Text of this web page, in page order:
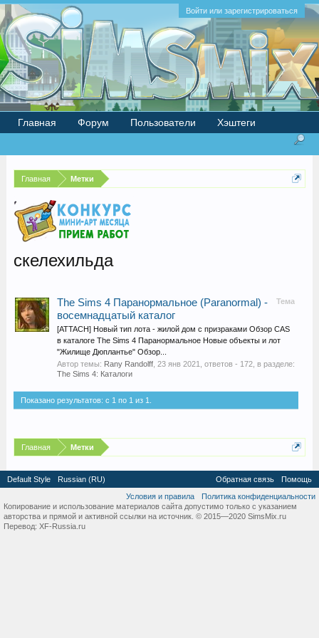
Войти или зарегистрироваться
Главная Метки
скелехильда
Тема
The Sims 4 Паранормальное (Paranormal) -
восемнадцатый каталог
[ATTACH] Новый тип лота - жилой дом с призраками Обзор CAS
в каталоге The Sims 4 Паранормальное Новые объекты и лот
"Жилище Дюплантье" Обзор...
Автор темы: Rany Randolff, 23 янв 2021
, ответов - 172, в разделе:
The Sims 4: Каталоги
Показано результатов: с 1 по 1 из 1.
Главная Метки
Главная Форум Пользователи Хэштеги
Default Style Russian (RU) Обратная связь
Помощь
Условия и правила
Политика конфиденциальности
Копирование и использование материалов сайта допустимо только с указанием
авторства и прямой и активной ссылки на источник. © 2015—2020 SimsMix.ru
Перевод: XF-Russia.ru